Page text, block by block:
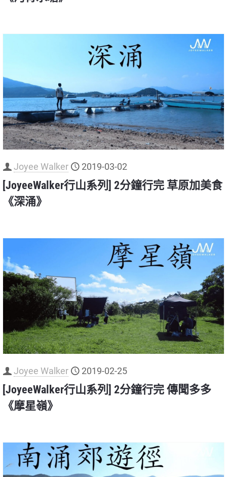
Joyee Walker 2019-03-02
[JoyeeWalker行山系列] 2分鐘行完 草原加美食
《深涌》
Joyee Walker 2019-02-25
[JoyeeWalker行山系列] 2分鐘行完 傳聞多多
《摩星嶺》